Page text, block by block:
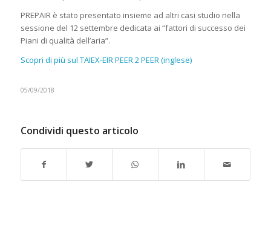
PREPAIR è stato presentato insieme ad altri casi studio nella
sessione del 12 settembre dedicata ai “fattori di successo dei
Piani di qualità dell’aria”.
Scopri di più sul TAIEX-EIR PEER 2 PEER (inglese)
05/09/2018
Condividi questo articolo